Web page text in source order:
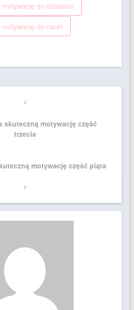
do działania
do nauki
Previous
skuteczną motywację część
trzecia
motywację część piąta